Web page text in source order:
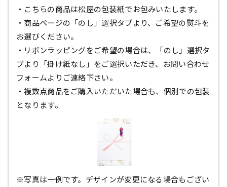
・こちらの商品は松屋の包装紙でお包みいたします。
・商品ページの「のし」選択タブより、ご希望の熨斗を
お選びください。
・リボンラッピングをご希望の場合は、「のし」選択タ
ブより「掛け紙なし」をご選択いただき、お問い合わせ
フォームよりご連絡下さい。
・複数点商品をご購入いただいた場合も、個別での包装
となります。
※写真は一例です。デザインが変更になる場合もござい